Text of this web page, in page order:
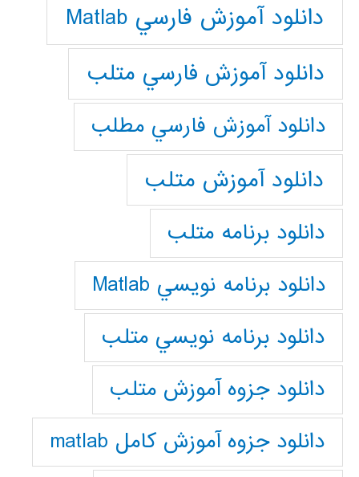
دانلود آموزش فارسي Matlab
دانلود آموزش فارسي متلب
دانلود آموزش فارسي مطلب
دانلود آموزش متلب
دانلود برنامه متلب
دانلود برنامه نويسي Matlab
دانلود برنامه نويسي متلب
دانلود جزوه آموزش متلب
دانلود جزوه آموزش کامل matlab